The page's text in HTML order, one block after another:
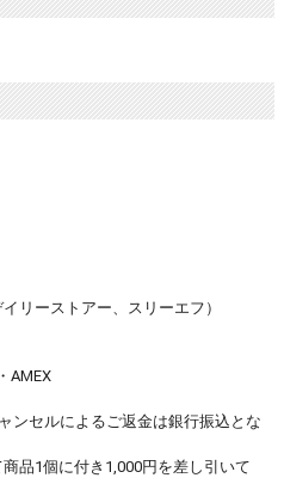
リーストアー、スリーエフ）
AMEX
ンセルによるご返金は銀行振込とな
品1個に付き1,000円を差し引いて